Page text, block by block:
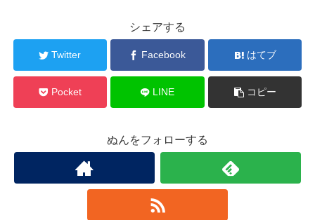
シェアする
Twitter Facebook はてブ
Pocket LINE コピー
ぬんをフォローする